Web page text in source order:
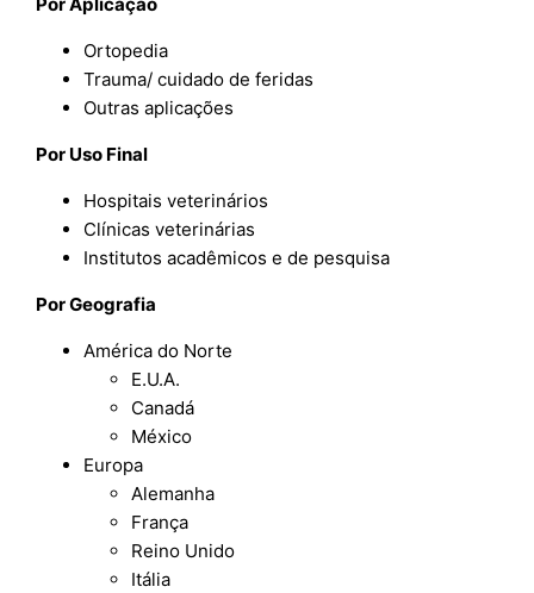
Ortopedia
Trauma/ cuidado de feridas
Outras aplicações
Por Uso Final
Hospitais veterinários
Clínicas veterinárias
Institutos acadêmicos e de pesquisa
Por Geografia
América do Norte
E.U.A.
Canadá
México
Europa
Alemanha
França
Reino Unido
Itália